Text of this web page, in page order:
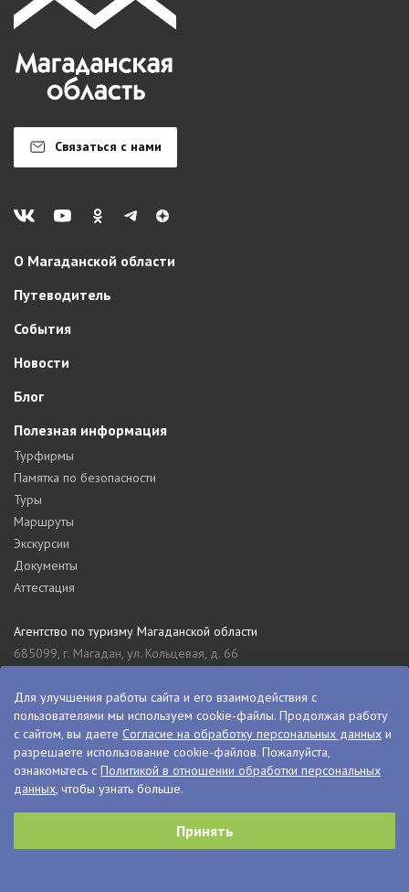
Связаться с нами
О Магаданской области
Путеводитель
События
Новости
Блог
Полезная информация
Турфирмы
Памятка по безопасности
Туры
Маршруты
Экскурсии
Документы
Аттестация
Агентство по туризму Магаданской области
685099, г. Магадан, ул. Кольцевая, д. 66
8 (4132) 61-76-67
Туристский информационный центр Магаданской области
685000, г. Магадан, ул. Пролетарская, д. 11
visitkolyma@mail.ru
+7 (4132) 60-70-11
+7 (4132) 61-73-15
Для улучшения работы сайта и его взаимодействия с
пользователями мы используем cookie-файлы. Продолжая работу
с сайтом, вы даете Согласие на обработку персональных данных и
разрешаете использование cookie-файлов. Пожалуйста,
ознакомьтесь с Политикой в отношении обработки персональных
данных, чтобы узнать больше.
Принять